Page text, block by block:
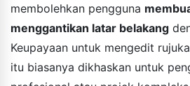
membolehkan pengguna
menggantikan latar belakang
Keupayaan untuk mengedit
itu biasanya dikhaskan untuk